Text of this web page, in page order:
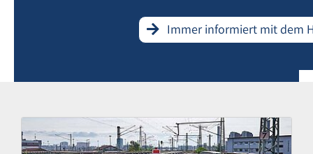
Immer informiert mit dem